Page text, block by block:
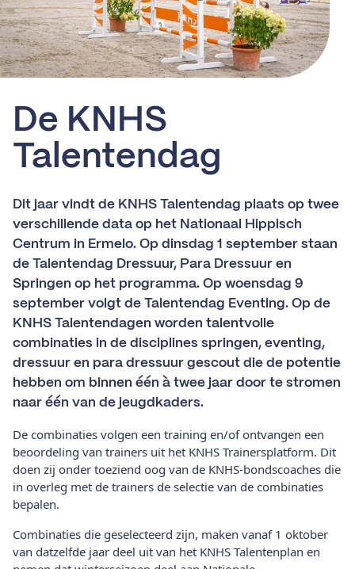
De KNHS
Talentendag
Dit jaar vindt de KNHS Talentendag plaats op twee
verschillende data op het Nationaal Hippisch
Centrum in Ermelo. Op dinsdag 1 september staan
de Talentendag Dressuur, Para Dressuur en
Springen op het programma. Op woensdag 9
september volgt de Talentendag Eventing. Op de
KNHS Talentendagen worden talentvolle
combinaties in de disciplines springen, eventing,
dressuur en para dressuur gescout die de potentie
hebben om binnen één à twee jaar door te stromen
naar één van de jeugdkaders.
De combinaties volgen een training en/of ontvangen een
beoordeling van trainers uit het KNHS Trainersplatform. Dit
doen zij onder toeziend oog van de KNHS-bondscoaches die
in overleg met de trainers de selectie van de combinaties
bepalen.
Combinaties die geselecteerd zijn, maken vanaf 1 oktober
van datzelfde jaar deel uit van het KNHS Talentenplan en